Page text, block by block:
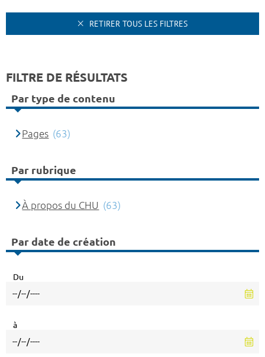
RETIRER TOUS LES FILTRES
FILTRE DE RÉSULTATS
Par type de contenu
Pages (63)
Par rubrique
À propos du CHU (63)
Par date de création
Du
à